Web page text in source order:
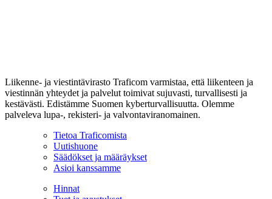
Liikenne- ja viestintävirasto Traficom varmistaa, että liikenteen ja
viestinnän yhteydet ja palvelut toimivat sujuvasti, turvallisesti ja
kestävästi. Edistämme Suomen kyberturvallisuutta. Olemme
palveleva lupa-, rekisteri- ja valvontaviranomainen.
Tietoa Traficomista
Uutishuone
Säädökset ja määräykset
Asioi kanssamme
Hinnat